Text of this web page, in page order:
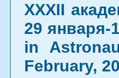
XXXII
29 января-
in
February,